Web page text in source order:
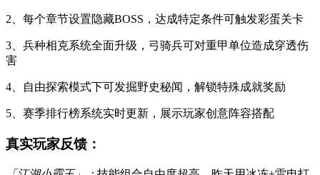
2、每个章节设置隐藏BOSS，达成特定条件可触发彩蛋关卡
3、兵种相克系统全面升级，弓骑兵可对重甲单位造成穿透伤
害
4、自由探索模式下可发掘野史秘闻，解锁特殊成就奖励
5、赛季排行榜系统实时更新，展示玩家创意阵容搭配
真实玩家反馈：